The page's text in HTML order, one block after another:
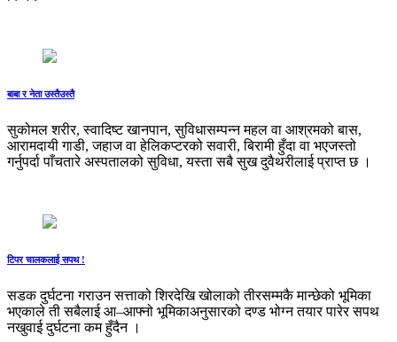
बाबा र नेता उस्तैउस्तै
सुकोमल शरीर, स्वादिष्ट खानपान, सुविधासम्पन्न महल वा आश्रमको बास,
आरामदायी गाडी, जहाज वा हेलिकप्टरको सवारी, बिरामी हुँदा वा भएजस्तो
गर्नुपर्दा पाँचतारे अस्पतालको सुविधा, यस्ता सबै सुख दुवैथरीलाई प्राप्त छ ।
टिपर चालकलाई सपथ !
सडक दुर्घटना गराउन सत्ताको शिरदेखि खोलाको तीरसम्मकै मान्छेको भूमिका
भएकाले ती सबैलाई आ–आफ्नो भूमिकाअनुसारको दण्ड भोग्न तयार पारेर सपथ
नखुवाई दुर्घटना कम हुँदैन ।